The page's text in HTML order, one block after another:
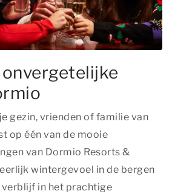
gezin, vrienden of familie van
op één van de mooie
van Dormio Resorts &
wintergevoel in de bergen
verblijf in het prachtige